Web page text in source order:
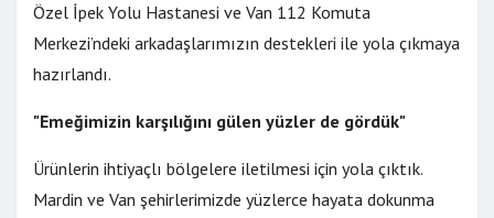
Özel İpek Yolu Hastanesi ve Van 112 Komuta
Merkezi’ndeki arkadaşlarımızın destekleri ile yola çıkmaya
hazırlandı.
"Emeğimizin karşılığını gülen yüzler de gördük"
Ürünlerin ihtiyaçlı bölgelere iletilmesi için yola çıktık.
Mardin ve Van şehirlerimizde yüzlerce hayata dokunma